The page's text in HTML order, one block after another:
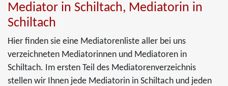
Mediator in Schiltach, Mediatorin in
Schiltach
Hier finden sie eine Mediatorenliste aller bei uns
verzeichneten Mediatorinnen und Mediatoren in
Schiltach. Im ersten Teil des Mediatorenverzeichnis
stellen wir Ihnen jede Mediatorin in Schiltach und jeden